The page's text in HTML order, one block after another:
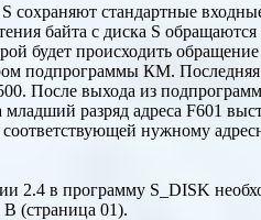
сохраняют стандартные
байта с диска S
будет происходить обращение
подпрограммы КМ. Последняя
После выхода из
разряд адреса F601
нужному
2.4 в программу S_DISK
В (страница 01).